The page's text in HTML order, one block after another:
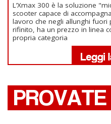
L’Xmax 300 è la soluzione
scooter capace di
lavoro che negli allunghi fuori
rifinito, ha un prezzo in linea
propria categoria